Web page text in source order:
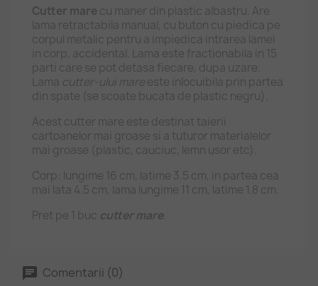
Cutter mare cu maner din plastic albastru. Are
lama retractabila manual, cu buton cu piedica pe
corpul metalic pentru a impiedica intrarea lamei
in corp, accidental. Lama este fractionabila in 15
parti care se pot detasa fiecare, dupa uzare.
Lama cutter-ului mareeste inlocuibila prin partea
din spate (se scoate bucata de plastic negru).
Acest cutter mare este destinat taierii
cartoanelor mai groase si a tuturor materialelor
mai groase (plastic, cauciuc, lemn usor etc).
Corp: lungime 16 cm, latime 3.5 cm, in partea cea
mai lata 4.5 cm, lama lungime 11 cm, latime 1.8 cm.
Pret pe 1 buc cutter mare.
Comentarii (0)